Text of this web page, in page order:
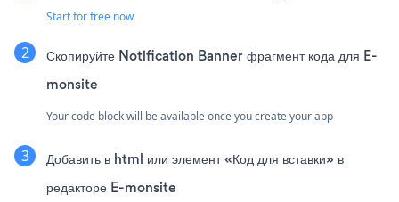
Start for free now
Скопируйте Notification Banner фрагмент кода для E-
monsite
Your code block will be available once you create your app
Добавить в html или элемент «Код для вставки» в
редакторе E-monsite